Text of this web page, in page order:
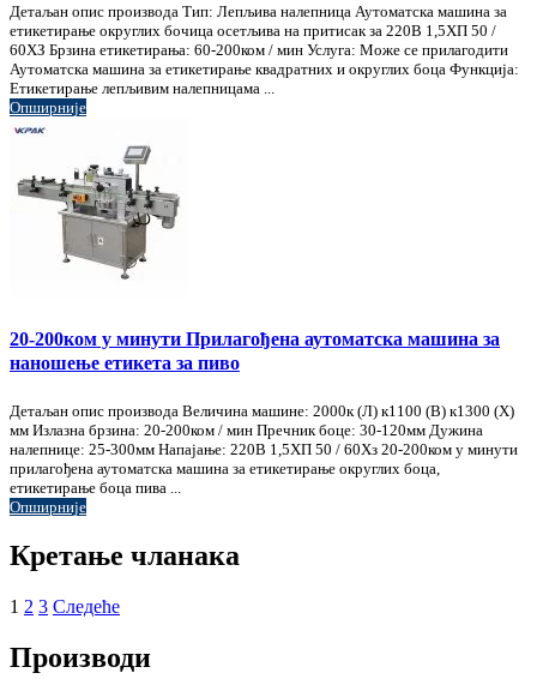
Детаљан опис производа Тип: Лепљива налепница Аутоматска машина за
етикетирање округлих бочица осетљива на притисак за 220В 1,5ХП 50 /
60ХЗ Брзина етикетирања: 60-200ком / мин Услуга: Може се прилагодити
Аутоматска машина за етикетирање квадратних и округлих боца Функција:
Етикетирање лепљивим налепницама ...
Опширније
20-200ком у минути Прилагођена аутоматска машина за
наношење етикета за пиво
Детаљан опис производа Величина машине: 2000к (Л) к1100 (В) к1300 (Х)
мм Излазна брзина: 20-200ком / мин Пречник боце: 30-120мм Дужина
налепнице: 25-300мм Напајање: 220В 1,5ХП 50 / 60Хз 20-200ком у минути
прилагођена аутоматска машина за етикетирање округлих боца,
етикетирање боца пива ...
Опширније
Кретање чланака
1 2 3 Следеће
Производи